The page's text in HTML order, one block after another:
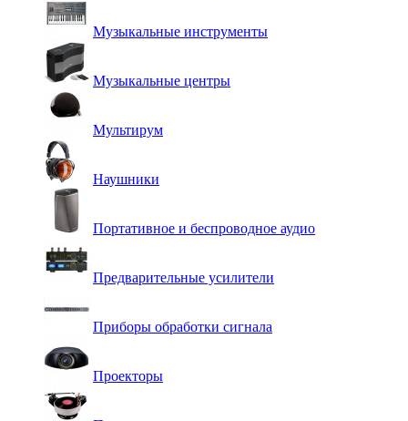
Музыкальные инструменты
Музыкальные центры
Мультирум
Наушники
Портативное и беспроводное аудио
Предварительные усилители
Приборы обработки сигнала
Проекторы